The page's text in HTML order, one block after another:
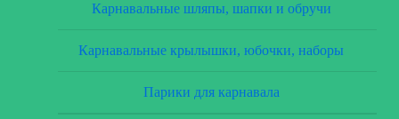
Карнавальные шляпы, шапки и обручи
Карнавальные крылышки, юбочки, наборы
Парики для карнавала